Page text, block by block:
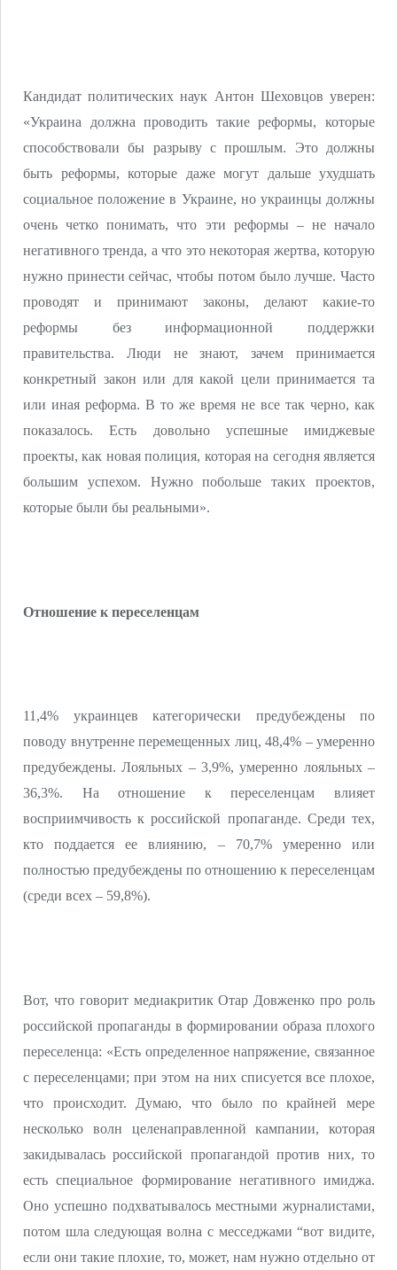
Кандидат политических наук Антон Шеховцов уверен:
«Украина должна проводить такие реформы, которые
способствовали бы разрыву с прошлым. Это должны
быть реформы, которые даже могут дальше ухудшать
социальное положение в Украине, но украинцы должны
очень четко понимать, что эти реформы – не начало
негативного тренда, а что это некоторая жертва, которую
нужно принести сейчас, чтобы потом было лучше. Часто
проводят и принимают законы, делают какие-то
реформы без информационной поддержки
правительства. Люди не знают, зачем принимается
конкретный закон или для какой цели принимается та
или иная реформа. В то же время не все так черно, как
показалось. Есть довольно успешные имиджевые
проекты, как новая полиция, которая на сегодня является
большим успехом. Нужно побольше таких проектов,
которые были бы реальными».
Отношение к переселенцам
11,4% украинцев категорически предубеждены по
поводу внутренне перемещенных лиц, 48,4% – умеренно
предубеждены. Лояльных – 3,9%, умеренно лояльных –
36,3%. На отношение к переселенцам влияет
восприимчивость к российской пропаганде. Среди тех,
кто поддается ее влиянию, – 70,7% умеренно или
полностью предубеждены по отношению к переселенцам
(среди всех – 59,8%).
Вот, что говорит медиакритик Отар Довженко про роль
российской пропаганды в формировании образа плохого
переселенца: «Есть определенное напряжение, связанное
с переселенцами; при этом на них списуется все плохое,
что происходит. Думаю, что было по крайней мере
несколько волн целенаправленной кампании, которая
закидывалась российской пропагандой против них, то
есть специальное формирование негативного имиджа.
Оно успешно подхватывалось местными журналистами,
потом шла следующая волна с месседжами “вот видите,
если они такие плохие, то, может, нам нужно отдельно от